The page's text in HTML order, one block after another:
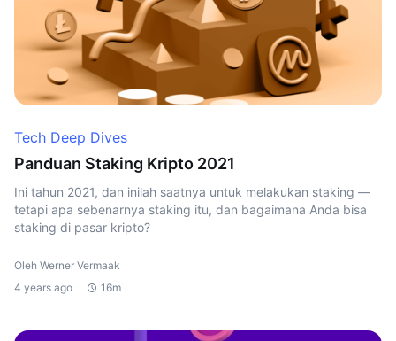
Tech Deep Dives
Panduan Staking Kripto 2021
Ini tahun 2021, dan inilah saatnya untuk melakukan staking —
tetapi apa sebenarnya staking itu, dan bagaimana Anda bisa
staking di pasar kripto?
Oleh Werner Vermaak
4 years ago
16m